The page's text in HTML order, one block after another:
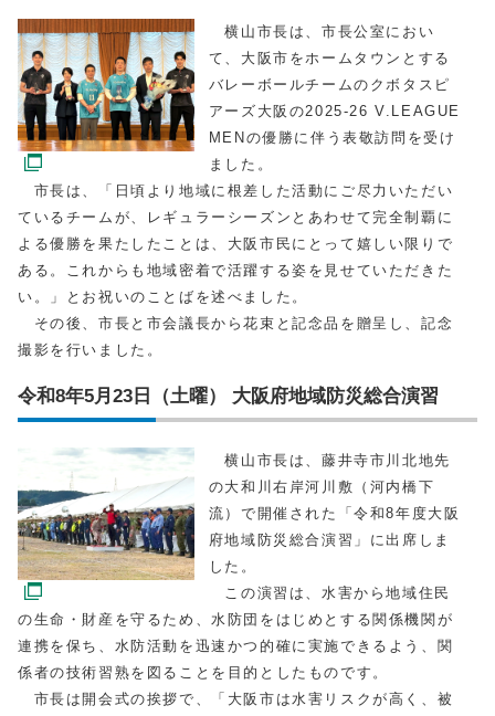
横山市長は、市長公室におい
て、大阪市をホームタウンとする
バレーボールチームのクボタスピ
アーズ大阪の2025-26 V.LEAGUE
MENの優勝に伴う表敬訪問を受け
ました。
市長は、「日頃より地域に根差した活動にご尽力いただい
ているチームが、レギュラーシーズンとあわせて完全制覇に
よる優勝を果たしたことは、大阪市民にとって嬉しい限りで
ある。これからも地域密着で活躍する姿を見せていただきた
い。」とお祝いのことばを述べました。
その後、市長と市会議長から花束と記念品を贈呈し、記念
撮影を行いました。
令和8年5月23日（土曜） 大阪府地域防災総合演習
横山市長は、藤井寺市川北地先
の大和川右岸河川敷（河内橋下
流）で開催された「令和8年度大阪
府地域防災総合演習」に出席しま
した。
この演習は、水害から地域住民
の生命・財産を守るため、水防団をはじめとする関係機関が
連携を保ち、水防活動を迅速かつ的確に実施できるよう、関
係者の技術習熟を図ることを目的としたものです。
市長は開会式の挨拶で、「大阪市は水害リスクが高く、被